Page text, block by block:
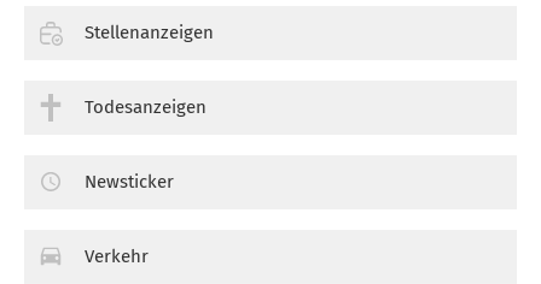
Stellenanzeigen
Todesanzeigen
Newsticker
Verkehr